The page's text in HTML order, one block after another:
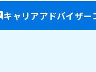
キャリアアドバイザー